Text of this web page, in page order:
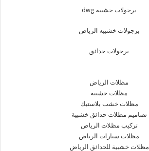
برجولات خشبية dwg
برجولات خشبيه الرياض
برجولات حدائق
مظلات الرياض
مظلات خشبيه
مظلات خشب بلاستيك
تصاميم مظلات حدائق خشبية
تركيب مظلات الرياض
مظلات سيارات الرياض
مظلات خشبية للحدائق الرياض